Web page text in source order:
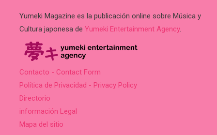
Yumeki Magazine es la publicación online sobre Música y
Cultura japonesa de Yumeki Entertainment Agency.
Contacto - Contact Form
Política de Privacidad - Privacy Policy
Directorio
información Legal
Mapa del sitio